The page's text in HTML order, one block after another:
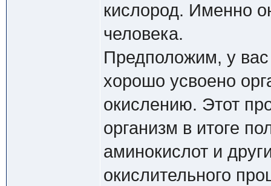
кислород. Именно
человека.
Предположим, у
хорошо усвоено
окислению. Этот
организм в итоге
аминокислот и
окислительного